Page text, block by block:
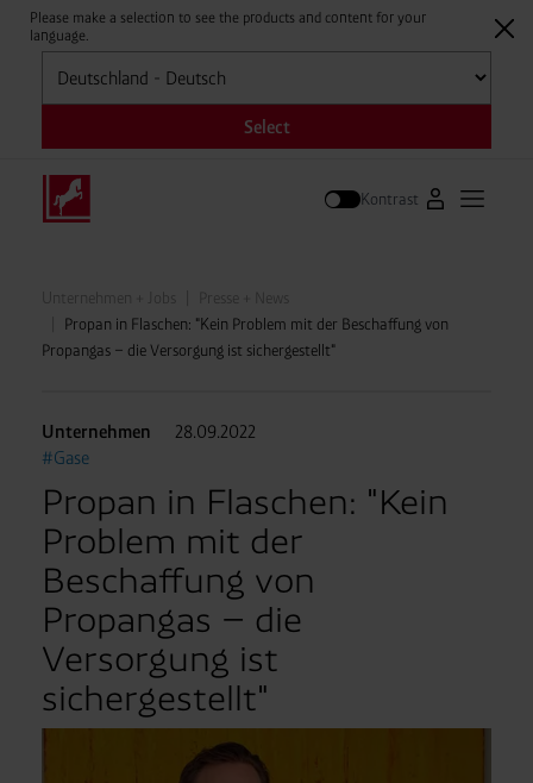
Please make a selection to see the products and content for your
language.
Auswählen
Select
Kontrast Zum
Unternehmen + Jobs
Presse + News
Propan in Flaschen: "Kein Problem mit der Beschaffung von
Propangas – die Versorgung ist sichergestellt"
Unternehmen
28.09.2022
#Gase
Propan in Flaschen: "Kein
Problem mit der
Beschaffung von
Propangas – die
Versorgung ist
sichergestellt"